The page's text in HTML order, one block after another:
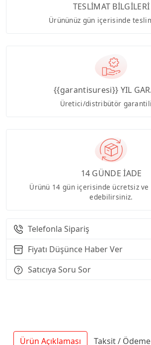
TESLİMAT BİLGİLERİ
Ürününüz gün içerisinde
{{garantisuresi}} YIL
Üretici/distribütör
14 GÜNDE İADE
Ürünü 14 gün içerisinde ücretsiz ve
edebilirsiniz.
Telefonla Sipariş
Fiyatı Düşünce Haber Ver
Satıcıya Soru Sor
Ürün Açıklaması Taksit /